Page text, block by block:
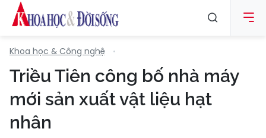
Khoa học & Công nghệ
Triều Tiên công bố nhà máy
mới sản xuất vật liệu hạt
nhân